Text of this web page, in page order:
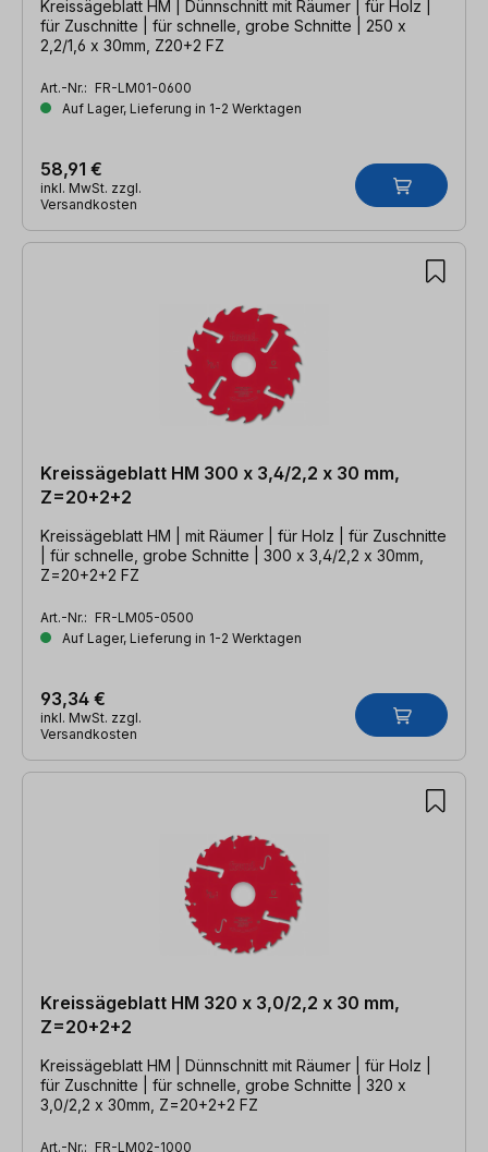
Kreissägeblatt HM | Dünnschnitt mit Räumer | für Holz |
für Zuschnitte | für schnelle, grobe Schnitte | 250 x
2,2/1,6 x 30mm, Z20+2 FZ
Art.-Nr.: FR-LM01-0600
Auf Lager, Lieferung in 1-2 Werktagen
58,91 €
inkl. MwSt. zzgl.
Versandkosten
Kreissägeblatt HM 300 x 3,4/2,2 x 30 mm,
Z=20+2+2
Kreissägeblatt HM | mit Räumer | für Holz | für Zuschnitte
| für schnelle, grobe Schnitte | 300 x 3,4/2,2 x 30mm,
Z=20+2+2 FZ
Art.-Nr.: FR-LM05-0500
Auf Lager, Lieferung in 1-2 Werktagen
93,34 €
inkl. MwSt. zzgl.
Versandkosten
Kreissägeblatt HM 320 x 3,0/2,2 x 30 mm,
Z=20+2+2
Kreissägeblatt HM | Dünnschnitt mit Räumer | für Holz |
für Zuschnitte | für schnelle, grobe Schnitte | 320 x
3,0/2,2 x 30mm, Z=20+2+2 FZ
Art.-Nr.: FR-LM02-1000